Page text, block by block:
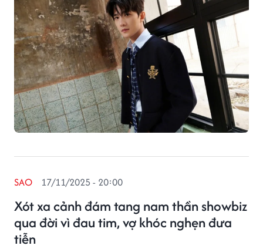
Xót xa cảnh đám tang nam thần showbiz
qua đời vì đau tim, vợ khóc nghẹn đưa
tiễn
SAO 17/11/2025 - 20:00